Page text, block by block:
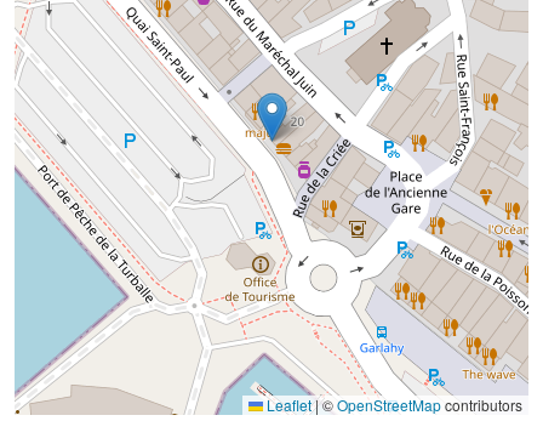
Leaflet|©OpenStreetMapcontributors